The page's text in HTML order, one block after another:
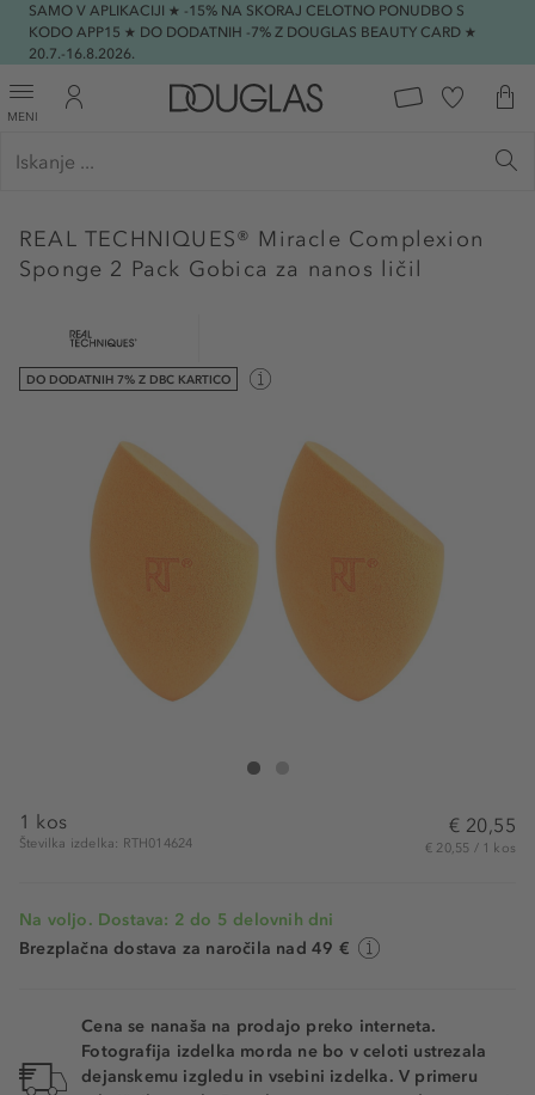
SAMO V APLIKACIJI ★ -15% NA SKORAJ CELOTNO PONUDBO S
KODO APP15 ★ DO DODATNIH -7% Z DOUGLAS BEAUTY CARD ★
20.7.-16.8.2026.
MENI
REAL TECHNIQUES® Miracle Complexion
Sponge 2 Pack Gobica za nanos ličil
DO DODATNIH 7% Z DBC KARTICO
REAL TECHNIQUES® Miracle Complexion Sponge
1 kos
Številka izdelka: RTH014624
€ 20,55
€ 20,55 / 1 kos
Na voljo. Dostava: 2 do 5 delovnih dni
Brezplačna dostava za naročila nad 49 €
Cena se nanaša na prodajo preko interneta.
Fotografija izdelka morda ne bo v celoti ustrezala
dejanskemu izgledu in vsebini izdelka. V primeru